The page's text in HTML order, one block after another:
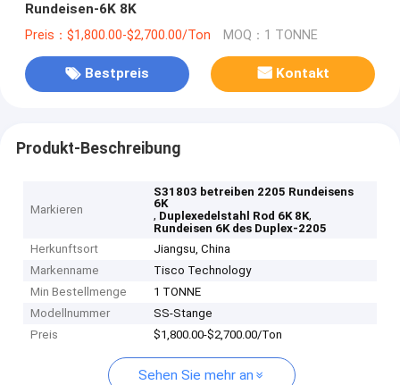
Rundeisen-6K 8K
Preis：$1,800.00-$2,700.00/Ton MOQ：1 TONNE
Bestpreis Kontakt
Produkt-Beschreibung
Markieren
S31803 betreiben 2205 Rundeisens
6K
, Duplexedelstahl Rod 6K 8K,
Rundeisen 6K des Duplex-2205
Herkunftsort
Jiangsu, China
Markenname
Tisco Technology
Min Bestellmenge
1 TONNE
Modellnummer
SS-Stange
Preis
$1,800.00-$2,700.00/Ton
Sehen Sie mehr an